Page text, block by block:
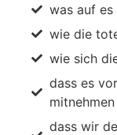
was auf
wie die
wie sich
dass es
dass wir